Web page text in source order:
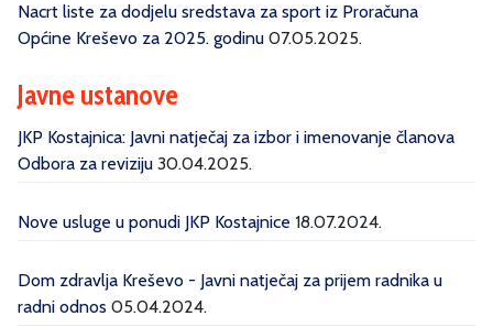
Nacrt liste za dodjelu sredstava za sport iz Proračuna
Općine Kreševo za 2025. godinu 07.05.2025.
Javne ustanove
JKP Kostajnica: Javni natječaj za izbor i imenovanje članova
Odbora za reviziju 30.04.2025.
Nove usluge u ponudi JKP Kostajnice 18.07.2024.
Dom zdravlja Kreševo - Javni natječaj za prijem radnika u
radni odnos 05.04.2024.